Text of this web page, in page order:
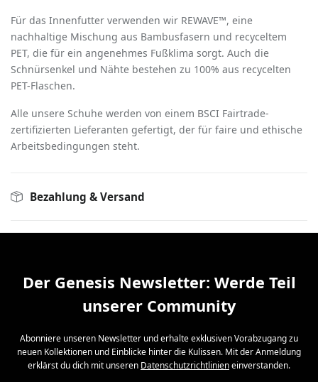
Für das Innenfutter verwenden wir REWAVE™, eine
nachhaltige Mischung aus Bambusfasern und recyceltem
PET, die für ein angenehmes Fußklima sorgt. Auch die
Schnürsenkel und Nähte bestehen zu 100% aus recycelten
PET-Flaschen.
Alle unsere Schuhe werden von einem BSCI Fairtrade-
zertifizierten Lieferanten gefertigt, der für faire und ethische
Arbeitsbedingungen steht.
Bezahlung & Versand
Der Genesis Newsletter: Werde Teil
unserer Community
Abonniere unseren Newsletter und erhalte exklusiven Vorabzugang zu
neuen Kollektionen und Einblicke hinter die Kulissen. Mit der Anmeldung
erklärst du dich mit unseren Datenschutzrichtlinieneinverstanden.